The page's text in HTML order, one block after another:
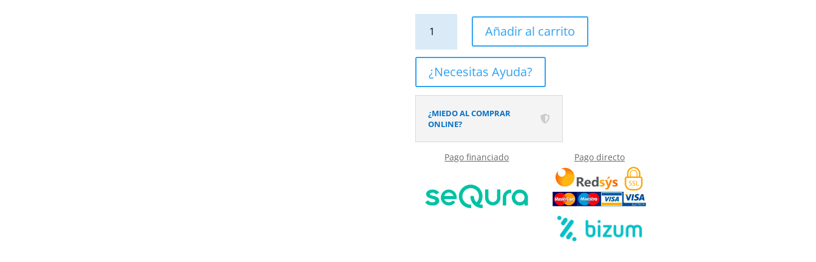
con
nosotros.
precio
será
el
desplegable
su
dentro
su
ducha
resina
textura
pizarra.
MELURA
STONE
3D
Añadir al carrito
¿Necesitas Ayuda?
¿MIEDO AL COMPRAR
ONLINE?
Pago financiado Pago directo